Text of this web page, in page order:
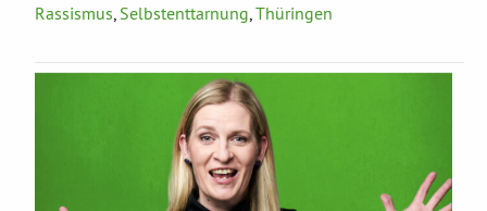
Rassismus Selbstenttarnung Thüringen